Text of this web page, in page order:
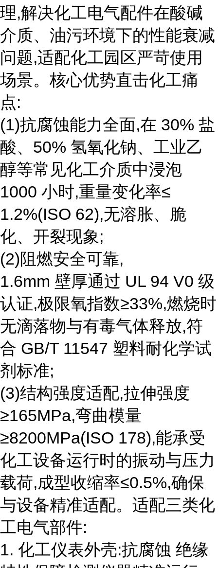
理,解决化工电气配件在酸碱
介质、油污环境下的性能衰减
问题,适配化工园区严苛使用
场景。核心优势直击化工痛
点:
(1)抗腐蚀能力全面,在 30% 盐
酸、50% 氢氧化钠、工业乙
醇等常见化工介质中浸泡
1000 小时,重量变化率≤
1.2%(ISO 62),无溶胀、脆
化、开裂现象;
(2)阻燃安全可靠,
1.6mm 壁厚通过 UL 94 V0 级
认证,极限氧指数≥33%,燃烧时
无滴落物与有毒气体释放,符
合 GB/T 11547 塑料耐化学试
剂标准;
(3)结构强度适配,拉伸强度
≥165MPa,弯曲模量
≥8200MPa(ISO 178),能承受
化工设备运行时的振动与压力
载荷,成型收缩率≤0.5%,确保
与设备精准适配。适配三类化
工电气部件:
1. 化工仪表外壳:抗腐蚀 绝缘